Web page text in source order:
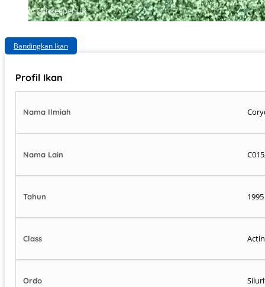
Photo: Fishkeeper UK
Bandingkan Ikan
Profil Ikan
Nama Ilmiah
Nama Lain
Tahun 1995
Class
Ordo